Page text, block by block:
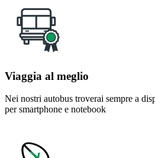
Viaggia al meglio
Nei nostri autobus troverai sempre a
per smartphone e notebook